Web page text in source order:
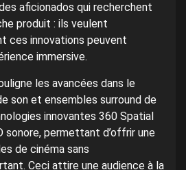
aficionados qui recherchent
produit : ils veulent
ces innovations peuvent
immersive.
les avancées dans le
son et ensembles surround de
innovantes 360 Spatial
sonore, permettant d’offrir une
de cinéma sans
Ceci attire une audience à la